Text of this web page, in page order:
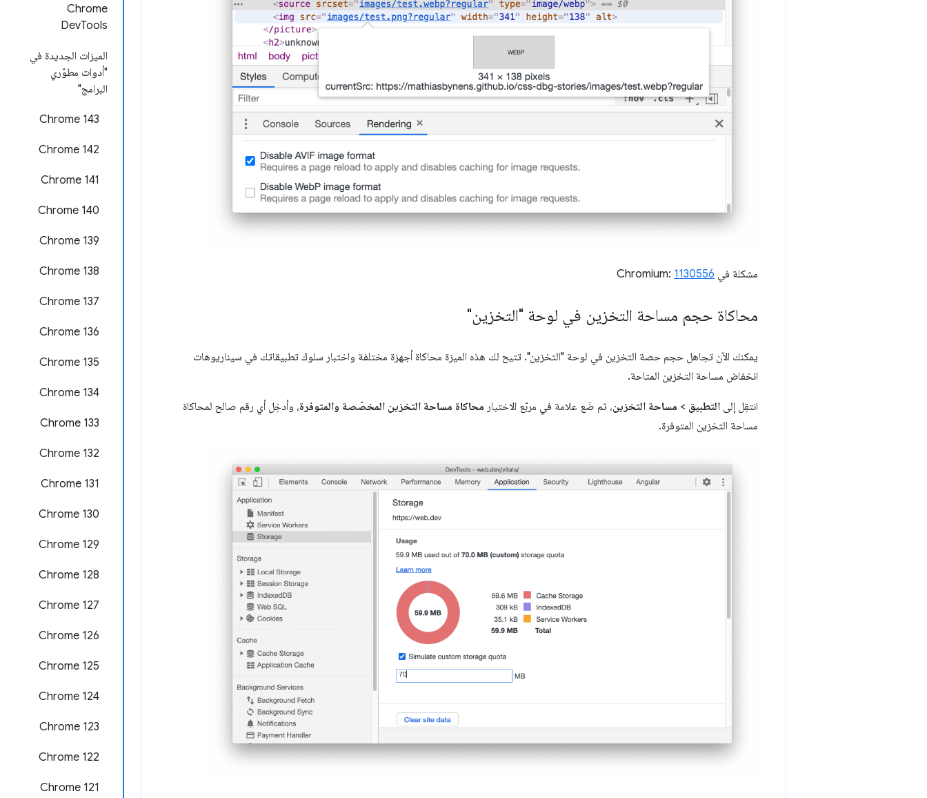
Chrome
DevTools
الميزات الجديدة في
"أدوات مطوّري
البرامج"
Chrome 143
Chrome 142
‫Chrome 141
Chrome 140
‫Chrome 139
‫Chrome 138
‫Chrome 137
Chrome 136
Chrome 135
‫Chrome 134
‫Chrome 133
Chrome 132
Chrome 131
Chrome 130
Chrome 129
‫Chrome 128
‫Chrome 127
‫Chrome 126
‫Chrome 125
Chrome 124
Chrome 123
‫Chrome 122
‫Chrome 121
مشكلة في Chromium: 1130556
محاكاة حجم مساحة التخزين في لوحة "التخزين"
يمكنك الآن تجاهل حجم حصة التخزين في لوحة "التخزين". تتيح لك هذه الميزة محاكاة أجهزة مختلفة واختبار سلوك تطبيقاتك في سيناريوهات
انخفاض مساحة التخزين المتاحة.
انتقِل إلى التطبيق > مساحة التخزين، ثم ضَع علامة في مربّع الاختيار محاكاة مساحة التخزين المخصّصة والمتوفرة، وأدخِل أي رقم صالح لمحاكاة
مساحة التخزين المتوفرة.